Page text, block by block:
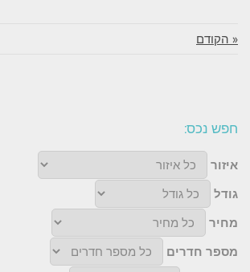
« הקודם
חפש נכס:
איזור
גודל
מחיר
מספר חדרים